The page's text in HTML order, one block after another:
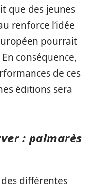
que des jeunes
renforce l’idée
pourrait
conséquence,
de ces
éditions sera
: palmarès
différentes